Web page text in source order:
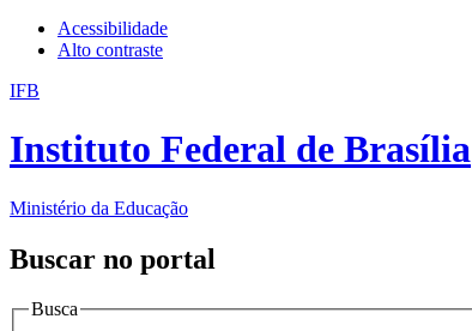
Acessibilidade
Alto contraste
IFB
Instituto Federal de Brasília
Ministério da Educação
Buscar no portal
Busca